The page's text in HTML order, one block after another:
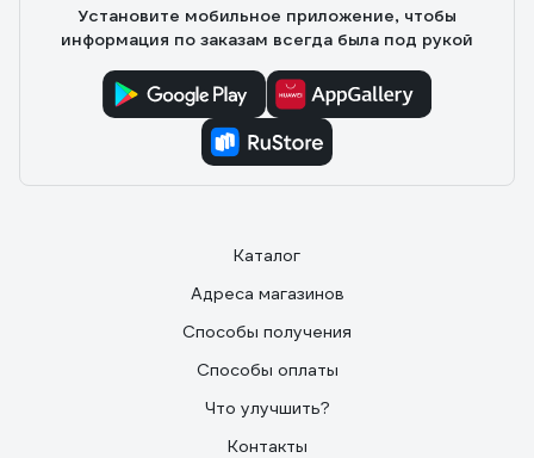
Установите мобильное приложение, чтобы
информация по заказам всегда была под рукой
Каталог
Адреса магазинов
Способы получения
Способы оплаты
Что улучшить?
Контакты